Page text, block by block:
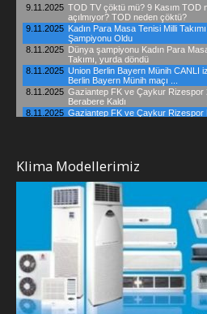
Klima Modellerimiz